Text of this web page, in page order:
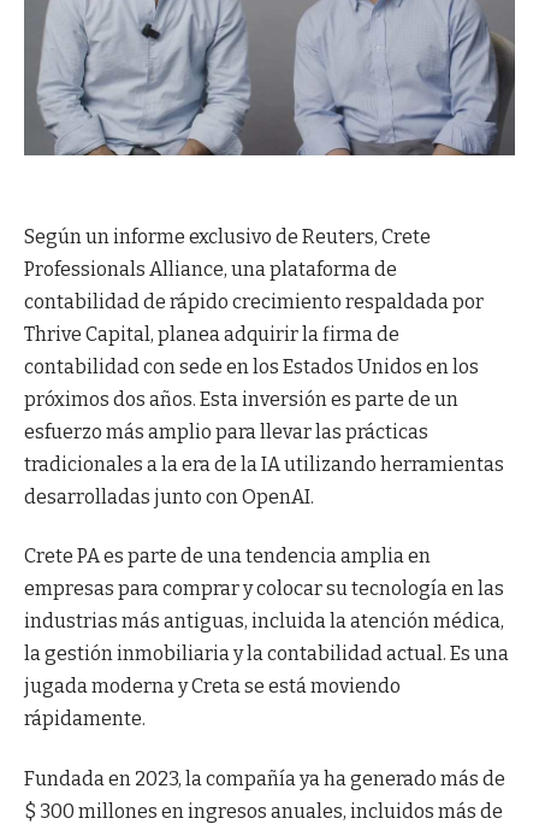
Según un informe exclusivo de Reuters, Crete
Professionals Alliance, una plataforma de
contabilidad de rápido crecimiento respaldada por
Thrive Capital, planea adquirir la firma de
contabilidad con sede en los Estados Unidos en los
próximos dos años. Esta inversión es parte de un
esfuerzo más amplio para llevar las prácticas
tradicionales a la era de la IA utilizando herramientas
desarrolladas junto con OpenAI.
Crete PA es parte de una tendencia amplia en
empresas para comprar y colocar su tecnología en las
industrias más antiguas, incluida la atención médica,
la gestión inmobiliaria y la contabilidad actual. Es una
jugada moderna y Creta se está moviendo
rápidamente.
Fundada en 2023, la compañía ya ha generado más de
$ 300 millones en ingresos anuales, incluidos más de